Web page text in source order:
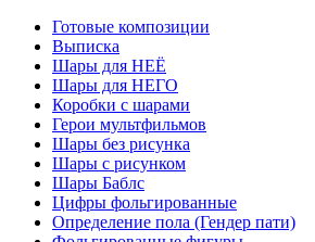
Готовые композиции
Выписка
Шары для НЕЁ
Шары для НЕГО
Коробки с шарами
Герои мультфильмов
Шары без рисунка
Шары с рисунком
Шары Баблс
Цифры фольгированные
Определение пола (Гендер пати)